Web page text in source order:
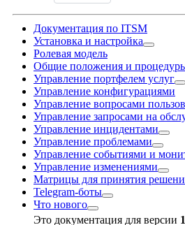
Документация по ITSM
Установка и настройка
Ролевая модель
Общие положения и
Управление портфелем услуг
Управление конфигурациями
Управление вопросами
Управление запросами на
Управление инцидентами
Управление проблемами
Управление событиями и
Управление изменениями
Матрицы для принятия
Telegram-боты
Что нового
Это документация для версии